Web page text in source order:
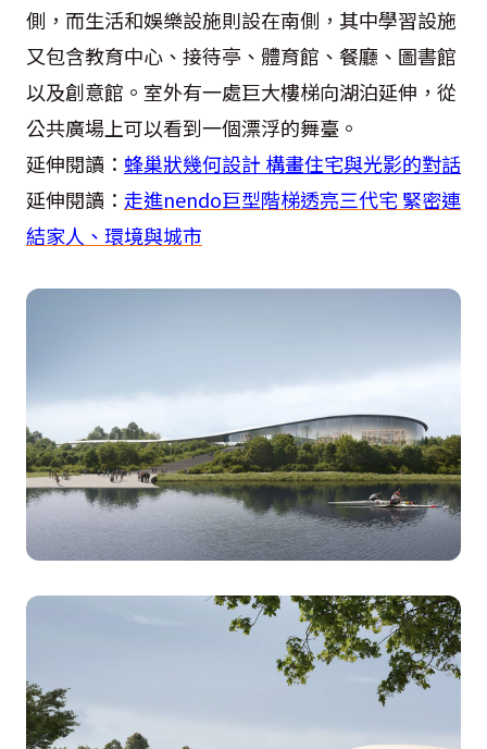
側，而生活和娛樂設施則設在南側，其中學習設施
又包含教育中心、接待亭、體育館、餐廳、圖書館
以及創意館。室外有一處巨大樓梯向湖泊延伸，從
公共廣場上可以看到一個漂浮的舞臺。
延伸閱讀： 蜂巢狀幾何設計 構畫住宅與光影的對話
延伸閱讀： 走進nendo巨型階梯透亮三代宅 緊密連
結家人、環境與城市